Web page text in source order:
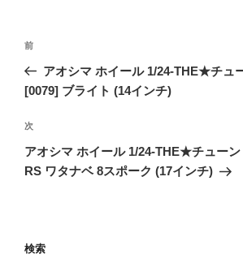
投
ナ
ゲ
ー
シ
前
の
投
前
アオシマ ホイール 1/24-THE★チュ
[0079] ブライト (14インチ)
次
の
投
次
アオシマ ホイール 1/24-THE★チュー
RS ワタナベ 8スポーク (17インチ)
検索